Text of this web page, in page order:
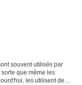
souvent utilisés par
que même les
les utilisent de